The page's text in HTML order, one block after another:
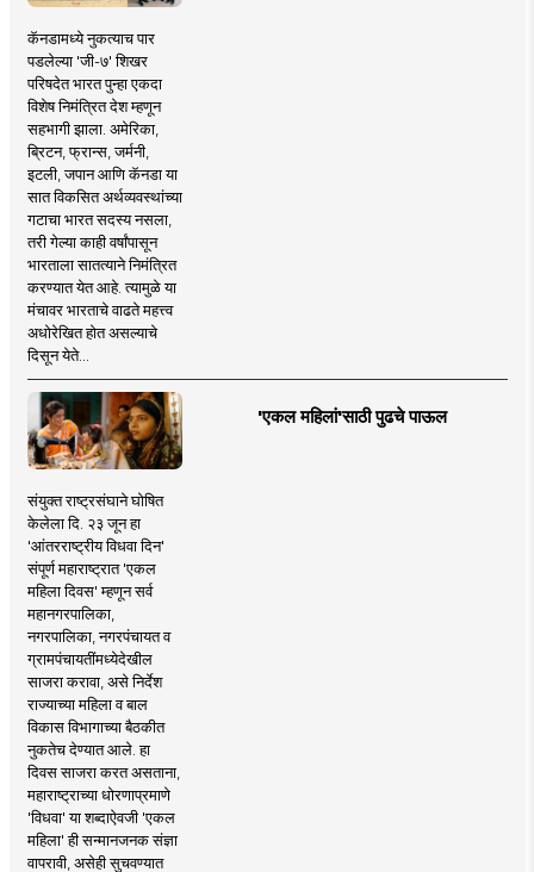
कॅनडामध्ये नुकत्याच पार
पडलेल्या 'जी-७' शिखर
परिषदेत भारत पुन्हा एकदा
विशेष निमंत्रित देश म्हणून
सहभागी झाला. अमेरिका,
ब्रिटन, फ्रान्स, जर्मनी,
इटली, जपान आणि कॅनडा या
सात विकसित अर्थव्यवस्थांच्या
गटाचा भारत सदस्य नसला,
तरी गेल्या काही वर्षांपासून
भारताला सातत्याने निमंत्रित
करण्यात येत आहे. त्यामुळे या
मंचावर भारताचे वाढते महत्त्व
अधोरेखित होत असल्याचे
दिसून येते...
'एकल महिलां'साठी पुढचे पाऊल
संयुक्त राष्ट्रसंघाने घोषित
केलेला दि. २३ जून हा
'आंतरराष्ट्रीय विधवा दिन'
संपूर्ण महाराष्ट्रात 'एकल
महिला दिवस' म्हणून सर्व
महानगरपालिका,
नगरपालिका, नगरपंचायत व
ग्रामपंचायतींमध्येदेखील
साजरा करावा, असे निर्देश
राज्याच्या महिला व बाल
विकास विभागाच्या बैठकीत
नुकतेच देण्यात आले. हा
दिवस साजरा करत असताना,
महाराष्ट्राच्या धोरणाप्रमाणे
'विधवा' या शब्दाऐवजी 'एकल
महिला' ही सन्मानजनक संज्ञा
वापरावी, असेही सुचवण्यात